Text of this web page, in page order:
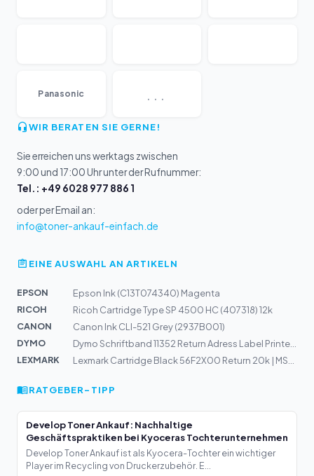
Panasonic ...
WIR BERATEN SIE GERNE!
Sie erreichen uns werktags zwischen
9:00 und 17:00 Uhr unter der Rufnummer:
Tel.: +49 6028 977 886 1
oder per Email an:
info@toner-ankauf-einfach.de
EINE AUSWAHL AN ARTIKELN
EPSON
Epson Ink (C13T074340) Magenta
RICOH
Ricoh Cartridge Type SP 4500 HC (407318) 12k
CANON
Canon Ink CLI-521 Grey (2937B001)
DYMO
LEXMARK
RATGEBER-TIPP
Develop Toner Ankauf: Nachhaltige
Geschäftspraktiken bei Kyoceras Tochterunternehmen
Develop Toner Ankauf ist als Kyocera-Tochter ein wichtiger
Player im Recycling von Druckerzubehör. E...